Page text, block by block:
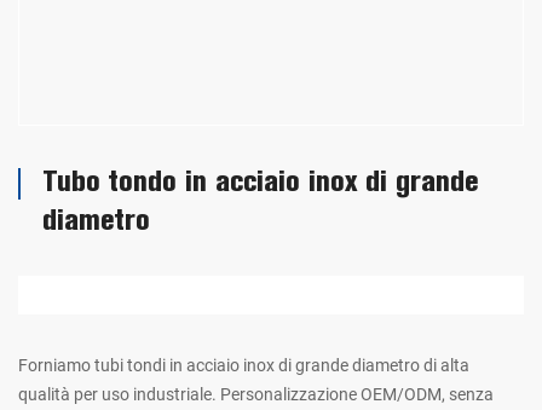
Tubo tondo in acciaio inox di grande
diametro
Forniamo tubi tondi in acciaio inox di grande diametro di alta
qualità per uso industriale. Personalizzazione OEM/ODM, senza